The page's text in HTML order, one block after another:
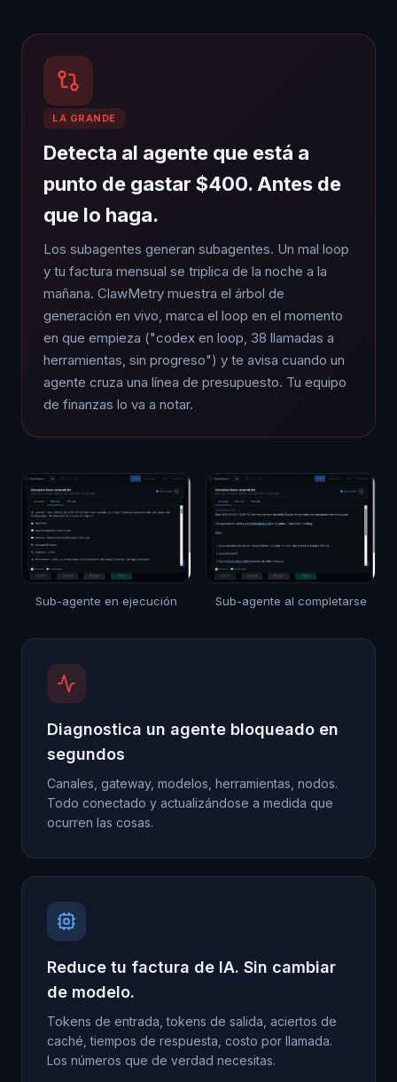
LA GRANDE
Detecta al agente que está a
punto de gastar $400. Antes de
que lo haga.
Los subagentes generan subagentes. Un mal loop
y tu factura mensual se triplica de la noche a la
mañana. ClawMetry muestra el árbol de
generación en vivo, marca el loop en el momento
en que empieza ("codex en loop, 38 llamadas a
herramientas, sin progreso") y te avisa cuando un
agente cruza una línea de presupuesto. Tu equipo
de finanzas lo va a notar.
Sub-agente en ejecución Sub-agente al completarse
Diagnostica un agente bloqueado en
segundos
Canales, gateway, modelos, herramientas, nodos.
Todo conectado y actualizándose a medida que
ocurren las cosas.
Reduce tu factura de IA. Sin cambiar
de modelo.
Tokens de entrada, tokens de salida, aciertos de
caché, tiempos de respuesta, costo por llamada.
Los números que de verdad necesitas.